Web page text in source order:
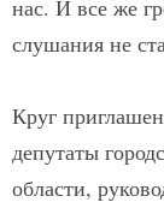
нас. И все же
слушания не
Круг
депутаты
области,